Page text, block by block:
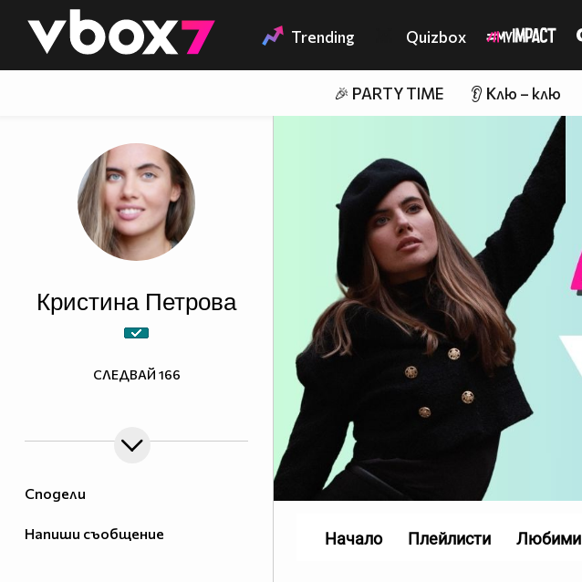
👾 Trending Quizbox
🎉 PARTY TIME 👂 Клю – клю
Сподели
Напиши съобщение
Кристина Петрова
СЛЕДВАЙ 166
Начало Плейлисти Любими